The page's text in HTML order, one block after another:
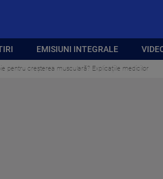
EMISIUNI INTEGRALE
pentru creșterea musculară? Explicațiile medicilor